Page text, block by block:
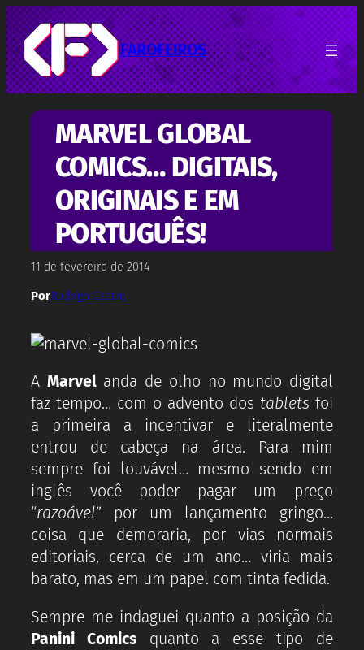
Pular
para
o
conteúdo
FAROFEIROS
MARVEL GLOBAL
COMICS… DIGITAIS,
ORIGINAIS E EM
PORTUGUÊS!
11 de fevereiro de 2014
PorRodrigo Castro
A Marvelanda de olho no mundo digital
faz tempo… com o advento dos tablets foi
a primeira a incentivar e literalmente
entrou de cabeça na área. Para mim
sempre foi louvável… mesmo sendo em
inglês você poder pagar um preço
“razoável” por um lançamento gringo…
coisa que demoraria, por vias normais
editoriais, cerca de um ano… viria mais
barato, mas em um papel com tinta fedida.
Sempre me indaguei quanto a posição da
Panini Comics quanto a esse tipo de